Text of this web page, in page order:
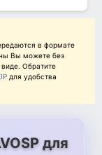
в формате
Вы можете без
Обратите
для удобства
для